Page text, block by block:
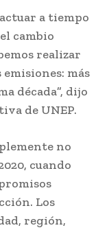
a tiempo
cambio
realizar
más
década”, dijo
de UNEP.
no
cuando
Los
región,